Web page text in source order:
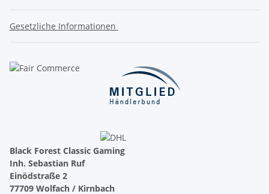
Gesetzliche Informationen
Black Forest Classic Gaming
Inh. Sebastian Ruf
Einödstraße 2
77709 Wolfach / Kirnbach